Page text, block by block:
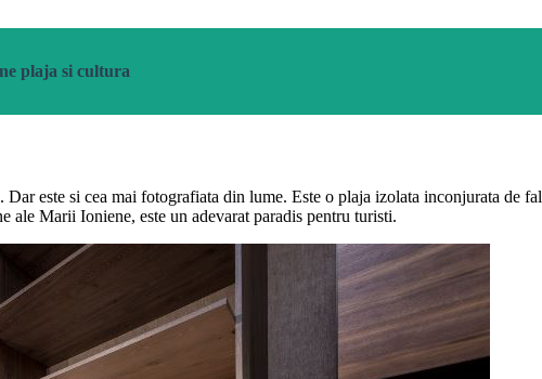
plaja si cultura
este si cea mai fotografiata din lume. Este o plaja izolata inconjurata de
ale Marii Ioniene, este un adevarat paradis pentru turisti.